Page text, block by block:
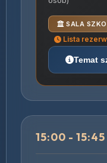
SALA
Lista
Temat
15:00 - 15:45